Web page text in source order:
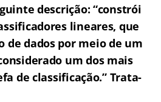
descrição: “constrói
lineares, que
de dados por meio de um
um dos mais
de classificação.” Trata-